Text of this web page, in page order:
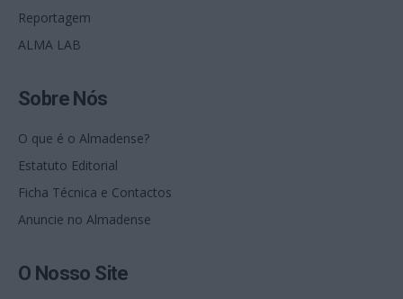
Reportagem
ALMA LAB
Sobre Nós
O que é o Almadense?
Estatuto Editorial
Ficha Técnica e Contactos
Anuncie no Almadense
O Nosso Site